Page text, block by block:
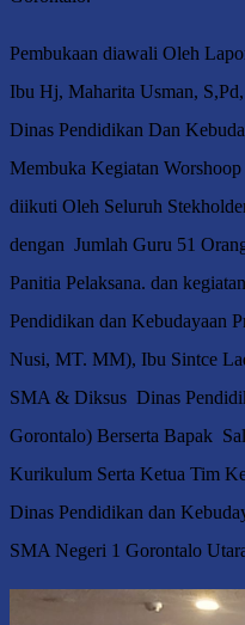
Pembukaan diawali Oleh
Ibu Hj, Maharita Usman,
Dinas Pendidikan Dan
Membuka Kegiatan
diikuti Oleh Seluruh
dengan Jumlah Guru 51
Panitia Pelaksana. dan
Pendidikan dan Kebudayaan
Nusi, MT. MM), Ibu Sintce
SMA & Diksus Dinas
Gorontalo) Berserta Bapak
Kurikulum Serta Ketua Tim
Dinas Pendidikan dan
SMA Negeri 1 Gorontalo